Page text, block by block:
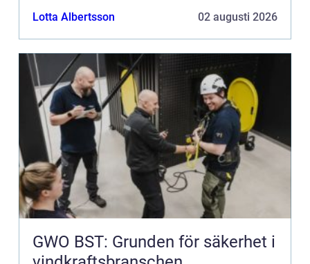
Lotta Albertsson 02 augusti 2026
GWO BST: Grunden för säkerhet i